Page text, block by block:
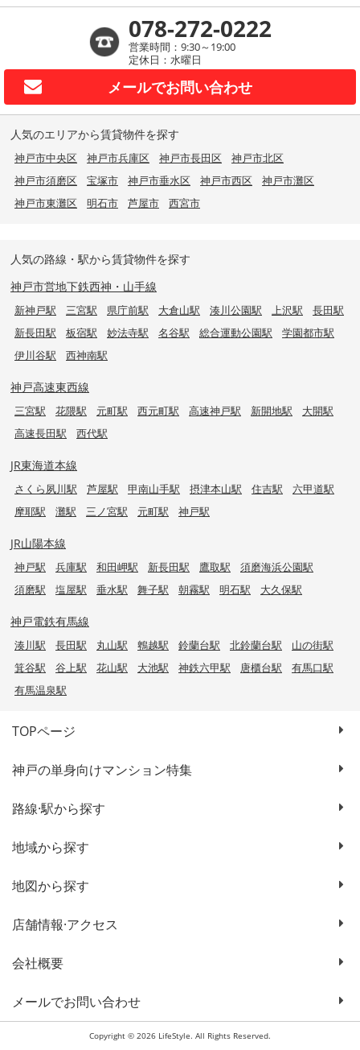
078-272-0222
営業時間：9:30～19:00
定休日：水曜日
メールでお問い合わせ
人気のエリアから賃貸物件を探す
神戸市中央区 神戸市兵庫区 神戸市長田区
神戸市北区
神戸市須磨区
宝塚市 神戸市垂水区 神戸市西区
神戸市灘区
神戸市東灘区
明石市 芦屋市 西宮市
人気の路線・駅から賃貸物件を探す
神戸市営地下鉄西神・山手線
新神戸駅 三宮駅 県庁前駅 大倉山駅 湊川公園駅 上沢駅
長田駅
新長田駅
板宿駅 妙法寺駅 名谷駅 総合運動公園駅
学園都市駅
伊川谷駅
西神南駅
神戸高速東西線
三宮駅 花隈駅 元町駅 西元町駅 高速神戸駅 新開地駅
大開駅
高速長田駅
西代駅
JR東海道本線
さくら夙川駅 芦屋駅 甲南山手駅 摂津本山駅 住吉駅
六甲道駅
摩耶駅
灘駅 三ノ宮駅 元町駅 神戸駅
JR山陽本線
神戸駅 兵庫駅 和田岬駅 新長田駅 鷹取駅
須磨海浜公園駅
須磨駅
塩屋駅 垂水駅 舞子駅 朝霧駅 明石駅 大久保駅
神戸電鉄有馬線
湊川駅 長田駅 丸山駅 鵯越駅 鈴蘭台駅 北鈴蘭台駅
山の街駅
箕谷駅
谷上駅 花山駅 大池駅 神鉄六甲駅 唐櫃台駅
有馬口駅
有馬温泉駅
TOPページ
神戸の単身向けマンション特集
路線·駅から探す
地域から探す
地図から探す
店舗情報·アクセス
会社概要
メールでお問い合わせ
Copyright © 2026 LifeStyle. All Rights Reserved.